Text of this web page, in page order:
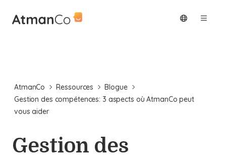
AtmanCo Ressources
Blogue
Gestion des compétences: 3 aspects où AtmanCo peut
vous aider
Gestion des